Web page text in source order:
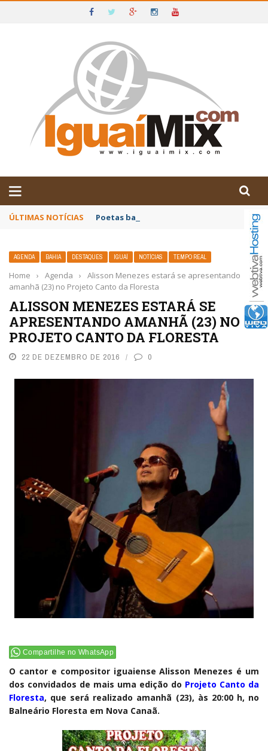
IGUAÍ E SUDOESTE DA BAHIA
ÚLTIMAS NOTÍCIAS Poetas baianos representam o Brasil no
AGENDA BAHIA DESTAQUES IGUAÍ NOTÍCIAS TEMPO REAL
Home › Agenda ›
Alisson Menezes estará se apresentando
amanhã (23) no Projeto Canto da Floresta
ALISSON MENEZES ESTARÁ SE
APRESENTANDO AMANHÃ (23) NO
PROJETO CANTO DA FLORESTA
22 DE DEZEMBRO DE 2016 0
Compartilhe no WhatsApp
O cantor e compositor iguaiense Alisson Menezes é um
dos convidados de mais uma edição do Projeto Canto da
Floresta, que será realizado amanhã (23), às 20:00 h, no
Balneário Floresta em Nova Canaã.